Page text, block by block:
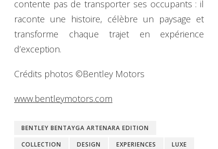
contente pas de transporter ses occupants : il
raconte une histoire, célèbre un paysage et
transforme chaque trajet en expérience
d’exception.
Crédits photos ©Bentley Motors
www.bentleymotors.com
BENTLEY BENTAYGA ARTENARA EDITION
COLLECTION
DESIGN EXPERIENCES
LUXE